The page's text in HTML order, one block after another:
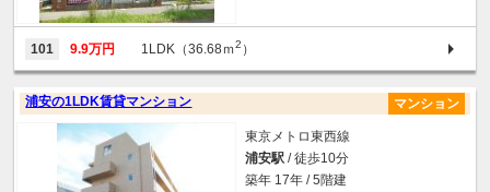
101 9.9万円 1LDK（36.68ｍ2 ）
浦安の1LDK賃貸マンション マンション
東京メトロ東西線
浦安駅 / 徒歩10分
築年 17年 / 5階建